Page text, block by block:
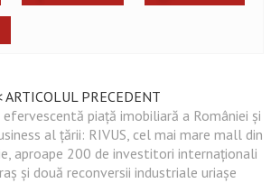
ARTICOLUL PRECEDENT
piaţă imobiliară a României şi
al ţării: RIVUS, cel mai mare mall din
aproape 200 de investitori internaţionali
şi două reconversii industriale uriaşe